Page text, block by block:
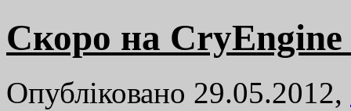
Скоро на CryEngine
Опубліковано 29.05.2012,